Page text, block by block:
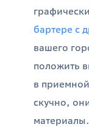
бартере с
вашего
положить
в
скучно,